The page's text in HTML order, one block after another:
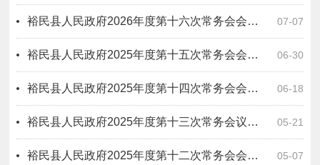
07-07
裕民县人民政府2026年度第十六次常务会会议纪要
06-30
裕民县人民政府2025年度第十五次常务会会议纪要
06-18
裕民县人民政府2025年度第十四次常务会会议纪要
05-21
裕民县人民政府2025年度第十三次常务会议纪要
05-07
裕民县人民政府2025年度第十二次常务会会议纪要